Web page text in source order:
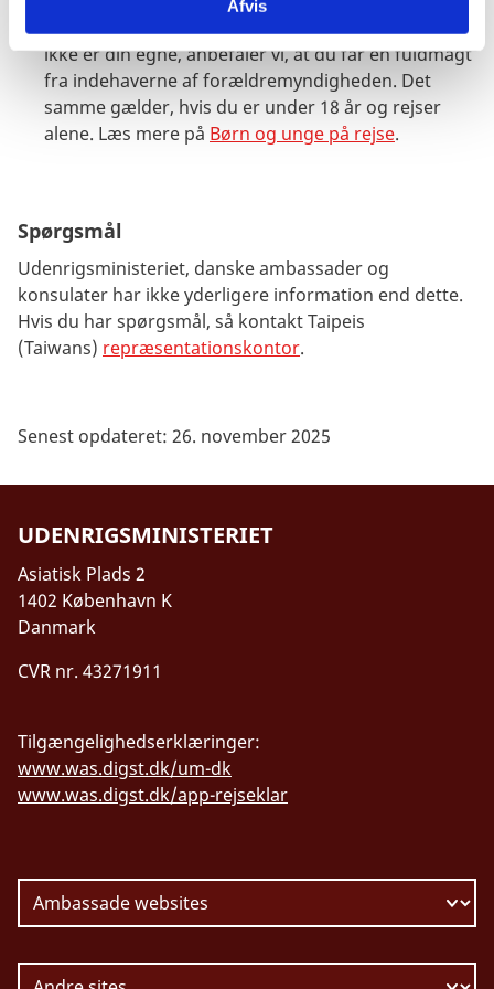
Afvis
Rejser du alene med dit barn eller med børn, som
ikke er din egne, anbefaler vi, at du får en fuldmagt
fra indehaverne af forældremyndigheden. Det
samme gælder, hvis du er under 18 år og rejser
alene. Læs mere på Børn og unge på rejse.
Spørgsmål
Udenrigsministeriet, danske ambassader og
konsulater har ikke yderligere information end dette.
Hvis du har spørgsmål, så kontakt Taipeis
(Taiwans) repræsentationskontor.
Senest opdateret: 26. november 2025
UDENRIGSMINISTERIET
Asiatisk Plads 2
1402 København K
Danmark
CVR nr. 43271911
Tilgængelighedserklæringer:
www.was.digst.dk/um-dk
www.was.digst.dk/app-rejseklar